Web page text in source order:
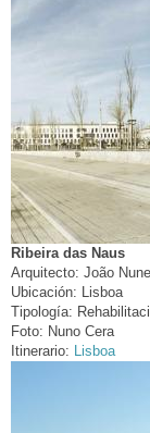
Ribeira das Naus
Arquitecto: João
Ubicación: Lisboa
Tipología:
Foto: Nuno Cera
Itinerario: Lisboa